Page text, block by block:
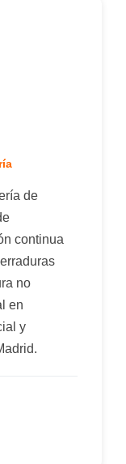
05 25 17
de
continua
no
en
y